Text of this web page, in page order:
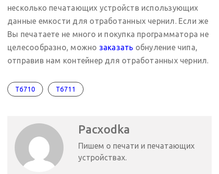
несколько печатающих устройств использующих
данные емкости для отработанных чернил. Если же
Вы печатаете не много и покупка программатора не
целесообразно, можно заказать обнуление чипа,
отправив нам контейнер для отработанных чернил.
T6710 T6711
Pacxodka
Пишем о печати и печатающих
устройствах.